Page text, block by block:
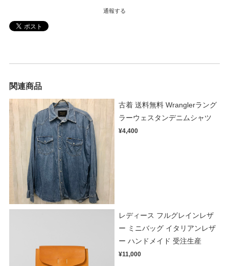
通報する
関連商品
古着 送料無料 Wranglerラング
ラーウェスタンデニムシャツ
¥4,400
レディース フルグレインレザ
ー ミニバッグ イタリアンレザ
ー ハンドメイド 受注生産
¥11,000